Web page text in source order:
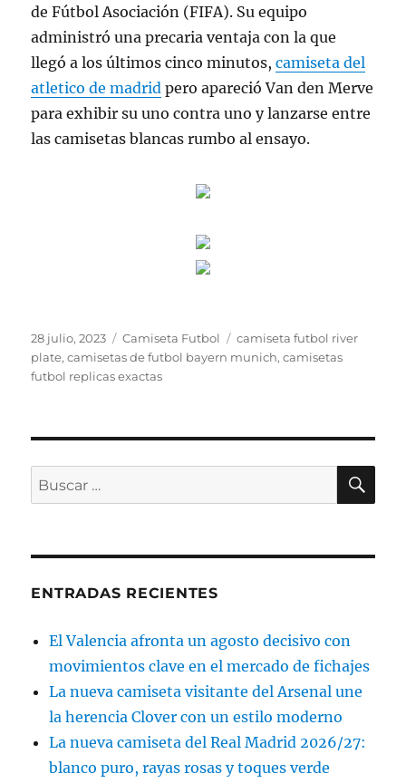
de Fútbol Asociación (FIFA). Su equipo
administró una precaria ventaja con la que
llegó a los últimos cinco minutos,camiseta del
atletico de madrid pero apareció Van den Merve
para exhibir su uno contra uno y lanzarse entre
las camisetas blancas rumbo al ensayo.
Publicado
el
28 julio, 2023 Categorías
Camiseta Futbol Etiquetas
camiseta futbol river
plate,camisetas de futbol bayern munich,camisetas
futbol replicas exactas
Buscar
por:
ENTRADAS RECIENTES
El Valencia afronta un agosto decisivo con
movimientos clave en el mercado de fichajes
La nueva camiseta visitante del Arsenal une
la herencia Clover con un estilo moderno
La nueva camiseta del Real Madrid 2026/27:
blanco puro, rayas rosas y toques verde